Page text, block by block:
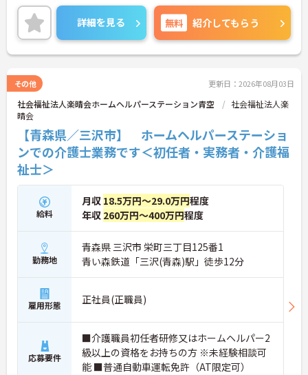
未経験の方もチャレンジいただけます。
ご興味ある方には、面接対策ポイントなど、さらに
詳細をお話しいたしますのでお気軽にご相談くださ
詳細を見る 無料 紹介してもらう
その他 更新日：2026年08月03日
社会福祉法人楽晴会ホームヘルパーステーション青空
社会福祉法人楽
晴会
【青森県／三沢市】 ホームヘルパーステーショ
ンでの介護士業務です＜初任者・実務者・介護福
祉士＞
給料
月収 18.5万円～29.0万円程度
年収 260万円～400万円程度
勤務地
青森県 三沢市 栄町三丁目125番1
青い森鉄道「三沢(青森)駅」徒歩12分
雇用形態 正社員(正職員)
応募要件
■介護職員初任者研修又はホームヘルパー2
級以上の資格をお持ちの方 ※未経験相談可
能 ■普通自動車運転免許（AT限定可）